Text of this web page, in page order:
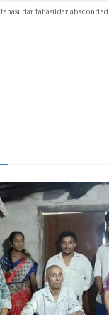
tahasildartahasildar absconded